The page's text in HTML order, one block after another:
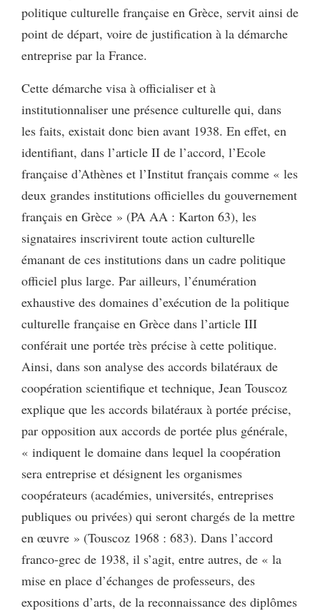
politique culturelle française en Grèce, servit ainsi de
point de départ, voire de justification à la démarche
entreprise par la France.
Cette démarche visa à officialiser et à
institutionnaliser une présence culturelle qui, dans
les faits, existait donc bien avant 1938. En effet, en
identifiant, dans l’article II de l’accord, l’Ecole
française d’Athènes et l’Institut français comme « les
deux grandes institutions officielles du gouvernement
français en Grèce » (PA AA : Karton 63), les
signataires inscrivirent toute action culturelle
émanant de ces institutions dans un cadre politique
officiel plus large. Par ailleurs, l’énumération
exhaustive des domaines d’exécution de la politique
culturelle française en Grèce dans l’article III
conférait une portée très précise à cette politique.
Ainsi, dans son analyse des accords bilatéraux de
coopération scientifique et technique, Jean Touscoz
explique que les accords bilatéraux à portée précise,
par opposition aux accords de portée plus générale,
« indiquent le domaine dans lequel la coopération
sera entreprise et désignent les organismes
coopérateurs (académies, universités, entreprises
publiques ou privées) qui seront chargés de la mettre
en œuvre » (Touscoz 1968 : 683). Dans l’accord
franco-grec de 1938, il s’agit, entre autres, de « la
mise en place d’échanges de professeurs, des
expositions d’arts, de la reconnaissance des diplômes